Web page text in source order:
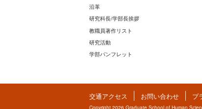
沿革
研究科長/学部長挨拶
教職員著作リスト
研究活動
学部パンフレット
交通アクセス お問い合わせ プ
Copyright 2026 Graduate School of Human